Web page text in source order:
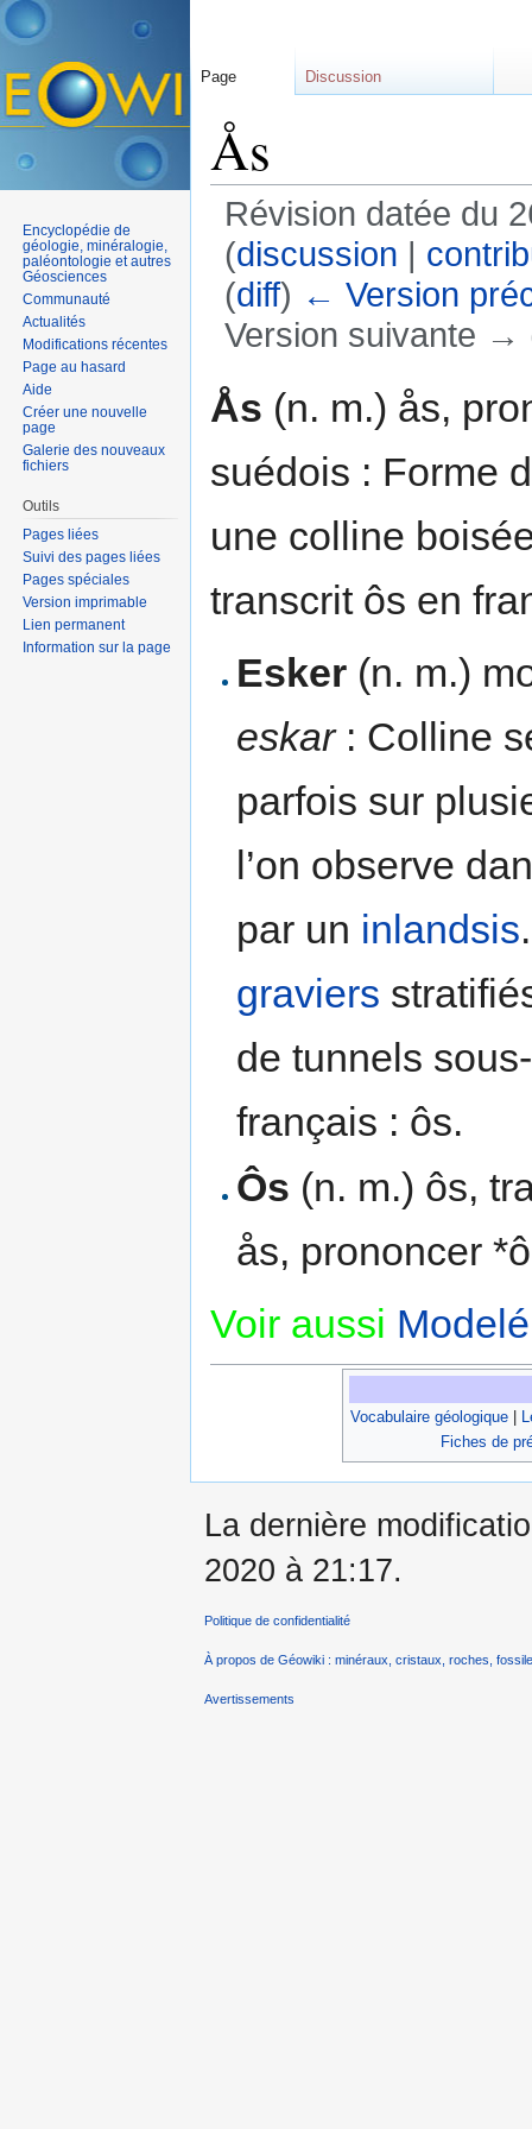
Ås
Révision datée du
(discussion |
(diff) ← Version
Version suivante →
Ås (n. m.) ås,
suédois : Forme
une colline
transcrit ôs en
Esker (n. m.)
eskar: Colline
parfois sur
l’on observe
par un inlandsis
graviers
de tunnels
français : ôs.
Ôs (n. m.) ôs,
ås, prononcer
Voir aussi Modelé
Vocabulaire géologique|
Fiches de
Page Discussion
Encyclopédie de
géologie, minéralogie,
paléontologie et autres
Géosciences
Communauté
Actualités
Modifications récentes
Page au hasard
Aide
Créer une nouvelle
page
Galerie des nouveaux
fichiers
Outils
Pages liées
Suivi des pages liées
Pages spéciales
Version imprimable
Lien permanent
Information sur la page
La dernière
2020 à 21:17.
Politique de confidentialité
À propos de Géowiki : minéraux, cristaux, roches,
Avertissements